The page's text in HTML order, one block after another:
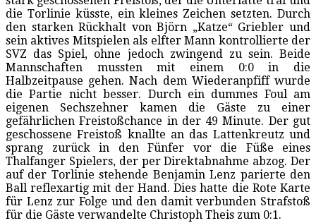
die Torlinie küsste, ein kleines Zeichen setzten. Durch
den starken Rückhalt von Björn „Katze“ Griebler und
sein aktives Mitspielen als elfter Mann kontrollierte der
SVZ das Spiel, ohne jedoch zwingend zu sein. Beide
Mannschaften mussten mit einem 0:0 in die
Halbzeitpause gehen. Nach dem Wiederanpfiff wurde
die Partie nicht besser. Durch ein dummes Foul am
eigenen Sechszehner kamen die Gäste zu einer
gefährlichen Freistoßchance in der 49 Minute. Der gut
geschossene Freistoß knallte an das Lattenkreutz und
sprang zurück in den Fünfer vor die Füße eines
Thalfanger Spielers, der per Direktabnahme abzog. Der
auf der Torlinie stehende Benjamin Lenz parierte den
Ball reflexartig mit der Hand. Dies hatte die Rote Karte
für Lenz zur Folge und den damit verbunden Strafstoß
für die Gäste verwandelte Christoph Theis zum 0:1.